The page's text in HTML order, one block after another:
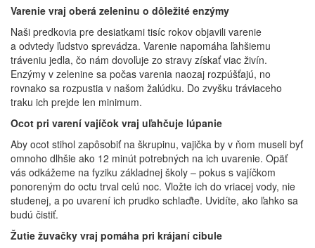
Varenie vraj oberá zeleninu o dôležité enzýmy
Naši predkovia pre desiatkami tisíc rokov objavili varenie
a odvtedy ľudstvo sprevádza. Varenie napomáha ľahšiemu
tráveniu jedla, čo nám dovoľuje zo stravy získať viac živín.
Enzýmy v zelenine sa počas varenia naozaj rozpúšťajú, no
rovnako sa rozpustia v našom žalúdku. Do zvyšku tráviaceho
traku ich prejde len minimum.
Ocot pri varení vajíčok vraj uľahčuje lúpanie
Aby ocot stihol zapôsobiť na škrupinu, vajička by v ňom museli byť
omnoho dlhšie ako 12 minút potrebných na ich uvarenie. Opäť
vás odkážeme na fyziku základnej školy – pokus s vajíčkom
ponoreným do octu trval celú noc. Vložte ich do vriacej vody, nie
studenej, a po uvarení ich prudko schlaďte. Uvidíte, ako ľahko sa
budú čistiť.
Žutie žuvačky vraj pomáha pri krájaní cibule